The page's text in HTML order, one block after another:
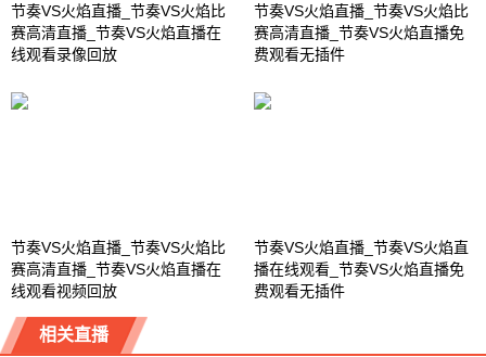
节奏VS火焰直播_节奏VS火焰比
赛高清直播_节奏VS火焰直播在
线观看录像回放
节奏VS火焰直播_节奏VS火焰比
赛高清直播_节奏VS火焰直播免
费观看无插件
节奏VS火焰直播_节奏VS火焰比
赛高清直播_节奏VS火焰直播在
线观看视频回放
节奏VS火焰直播_节奏VS火焰直
播在线观看_节奏VS火焰直播免
费观看无插件
相关直播